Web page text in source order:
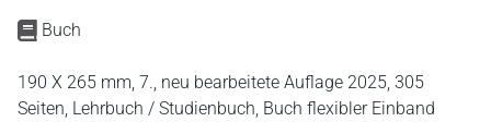
Buch
190 X 265 mm, 7., neu bearbeitete Auflage 2025, 305
Seiten, Lehrbuch / Studienbuch, Buch flexibler Einband